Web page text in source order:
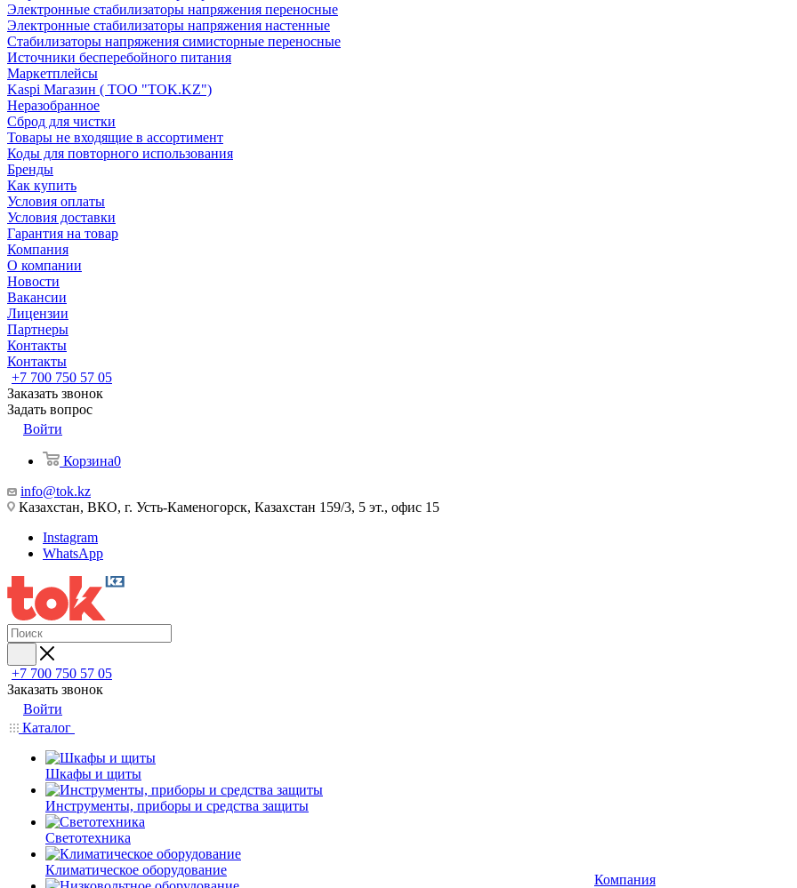
Электронные стабилизаторы напряжения переносные
Электронные стабилизаторы напряжения настенные
Стабилизаторы напряжения симисторные переносные
Источники бесперебойного питания
Маркетплейсы
Kaspi Магазин ( ТОО "TOK.KZ")
Неразобранное
Сброд для чистки
Товары не входящие в ассортимент
Коды для повторного использования
Бренды
Как купить
Условия оплаты
Условия доставки
Гарантия на товар
Компания
О компании
Новости
Вакансии
Лицензии
Партнеры
Контакты
Контакты
+7 700 750 57 05
Заказать звонок
Задать вопрос
Войти
Корзина0
info@tok.kz
Казахстан, ВКО, г. Усть-Каменогорск, Казахстан 159/3, 5 эт., офис 15
Instagram
WhatsApp
+7 700 750 57 05
Заказать звонок
Войти
Каталог
Шкафы и щиты
Инструменты, приборы и средства защиты
Светотехника
Климатическое оборудование
Компания